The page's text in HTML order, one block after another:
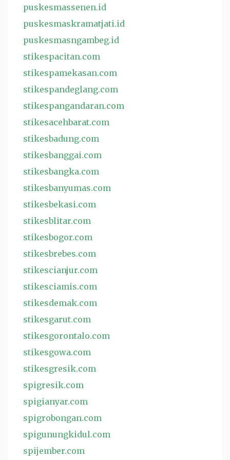
puskesmassenen.id
puskesmaskramatjati.id
puskesmasngambeg.id
stikespacitan.com
stikespamekasan.com
stikespandeglang.com
stikespangandaran.com
stikesacehbarat.com
stikesbadung.com
stikesbanggai.com
stikesbangka.com
stikesbanyumas.com
stikesbekasi.com
stikesblitar.com
stikesbogor.com
stikesbrebes.com
stikescianjur.com
stikesciamis.com
stikesdemak.com
stikesgarut.com
stikesgorontalo.com
stikesgowa.com
stikesgresik.com
spigresik.com
spigianyar.com
spigrobongan.com
spigunungkidul.com
spijember.com